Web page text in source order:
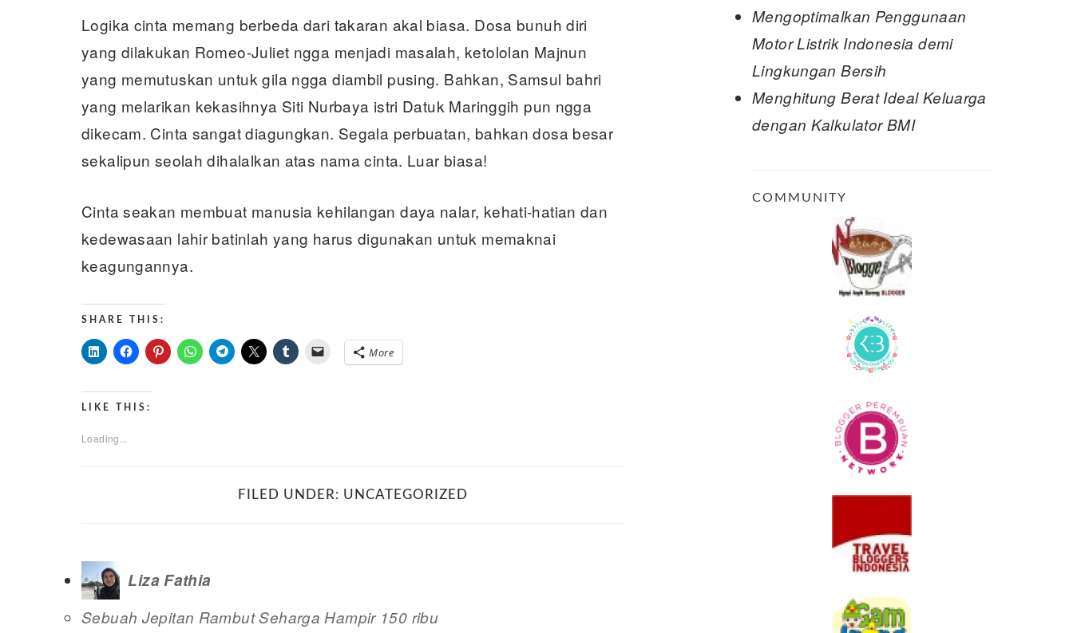
Logika cinta memang berbeda dari takaran akal biasa. Dosa bunuh diri
yang dilakukan Romeo-Juliet ngga menjadi masalah, ketololan Majnun
yang memutuskan untuk gila ngga diambil pusing. Bahkan, Samsul bahri
yang melarikan kekasihnya Siti Nurbaya istri Datuk Maringgih pun ngga
dikecam. Cinta sangat diagungkan. Segala perbuatan, bahkan dosa besar
sekalipun seolah dihalalkan atas nama cinta. Luar biasa!
Cinta seakan membuat manusia kehilangan daya nalar, kehati-hatian dan
kedewasaan lahir batinlah yang harus digunakan untuk memaknai
keagungannya.
SHARE THIS:
More
LIKE THIS:
Loading...
FILED UNDER: UNCATEGORIZED
Liza Fathia
Sebuah Jepitan Rambut Seharga Hampir 150 ribu
Mengoptimalkan Penggunaan
Motor Listrik Indonesia demi
Lingkungan Bersih
Menghitung Berat Ideal Keluarga
dengan Kalkulator BMI
COMMUNITY